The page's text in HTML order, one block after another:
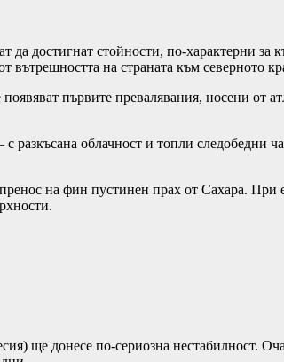
достигнат стойности, по-характерни за
вътрешността на страната към северното
появяват първите превалявания, носени от
разкъсана облачност и топли следобедни
на фин пустинен прах от Сахара. При
ще донесе по-сериозна нестабилност.